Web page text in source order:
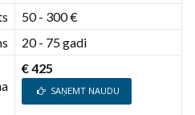
50 - 300 €
20 - 75 gadi
€ 425
SAŅEMT NAUDU